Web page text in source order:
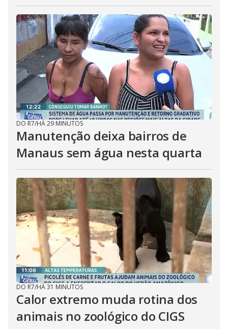
DO R7/HÁ 29 MINUTOS
Manutenção deixa bairros de
Manaus sem água nesta quarta
DO R7/HÁ 31 MINUTOS
Calor extremo muda rotina dos
animais no zoológico do CIGS